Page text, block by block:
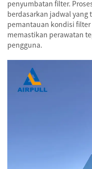
penyumbatan filter.
berdasarkan jadwal
pemantauan kondisi
memastikan perawatan
pengguna.